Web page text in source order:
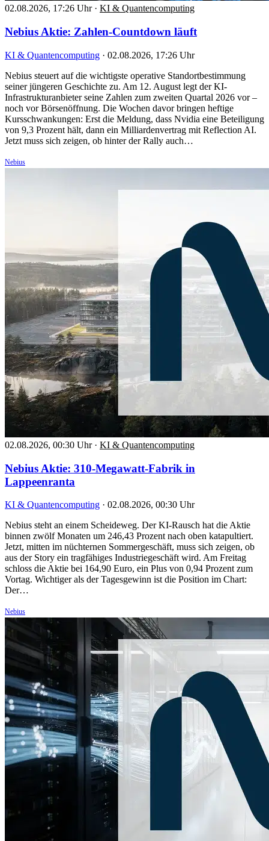
02.08.2026, 17:26 Uhr · KI & Quantencomputing
Nebius Aktie: Zahlen-Countdown läuft
KI & Quantencomputing · 02.08.2026, 17:26 Uhr
Nebius steuert auf die wichtigste operative Standortbestimmung
seiner jüngeren Geschichte zu. Am 12. August legt der KI-
Infrastrukturanbieter seine Zahlen zum zweiten Quartal 2026 vor –
noch vor Börsenöffnung. Die Wochen davor bringen heftige
Kursschwankungen: Erst die Meldung, dass Nvidia eine Beteiligung
von 9,3 Prozent hält, dann ein Milliardenvertrag mit Reflection AI.
Jetzt muss sich zeigen, ob hinter der Rally auch…
Nebius
02.08.2026, 00:30 Uhr · KI & Quantencomputing
Nebius Aktie: 310-Megawatt-Fabrik in
Lappeenranta
KI & Quantencomputing · 02.08.2026, 00:30 Uhr
Nebius steht an einem Scheideweg. Der KI-Rausch hat die Aktie
binnen zwölf Monaten um 246,43 Prozent nach oben katapultiert.
Jetzt, mitten im nüchternen Sommergeschäft, muss sich zeigen, ob
aus der Story ein tragfähiges Industriegeschäft wird. Am Freitag
schloss die Aktie bei 164,90 Euro, ein Plus von 0,94 Prozent zum
Vortag. Wichtiger als der Tagesgewinn ist die Position im Chart:
Der…
Nebius